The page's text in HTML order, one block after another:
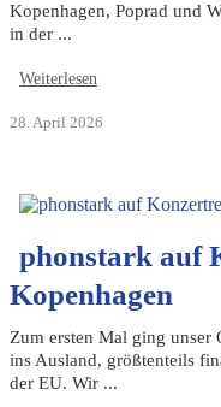
Kopenhagen, Poprad und
in der ...
Weiterlesen
28. April 2026
phonstark auf
Kopenhagen
Zum ersten Mal ging unser
ins Ausland, größtenteils
der EU. Wir ...